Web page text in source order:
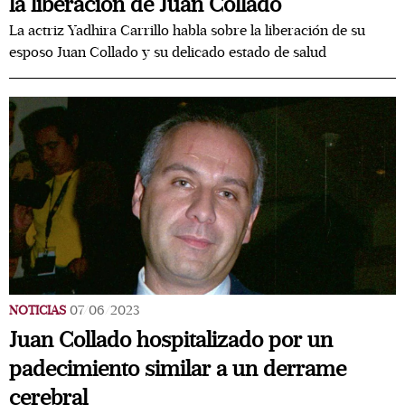
La actriz Yadhira Carrillo habla sobre la liberación de su
esposo Juan Collado y su delicado estado de salud
NOTICIAS 07/06/2023
Juan Collado hospitalizado por un
padecimiento similar a un derrame
cerebral